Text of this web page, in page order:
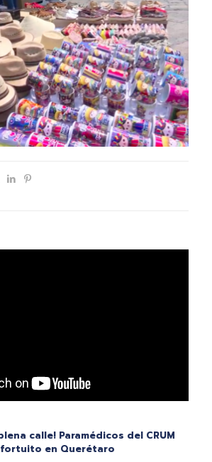
calle! Paramédicos del CRUM
en Querétaro